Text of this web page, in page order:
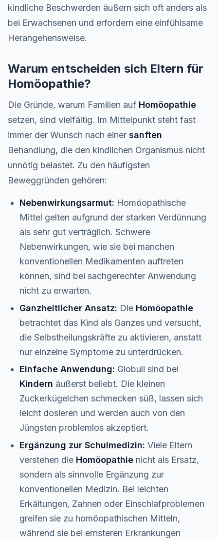
kindliche Beschwerden äußern sich oft anders als
bei Erwachsenen und erfordern eine einfühlsame
Herangehensweise.
Warum entscheiden sich Eltern für
Homöopathie?
Die Gründe, warum Familien auf Homöopathie
setzen, sind vielfältig. Im Mittelpunkt steht fast
immer der Wunsch nach einer sanften
Behandlung, die den kindlichen Organismus nicht
unnötig belastet. Zu den häufigsten
Beweggründen gehören:
Nebenwirkungsarmut: Homöopathische
Mittel gelten aufgrund der starken Verdünnung
als sehr gut verträglich. Schwere
Nebenwirkungen, wie sie bei manchen
konventionellen Medikamenten auftreten
können, sind bei sachgerechter Anwendung
nicht zu erwarten.
Ganzheitlicher Ansatz: Die Homöopathie
betrachtet das Kind als Ganzes und versucht,
die Selbstheilungskräfte zu aktivieren, anstatt
nur einzelne Symptome zu unterdrücken.
Einfache Anwendung: Globuli sind bei
Kindern äußerst beliebt. Die kleinen
Zuckerkügelchen schmecken süß, lassen sich
leicht dosieren und werden auch von den
Jüngsten problemlos akzeptiert.
Ergänzung zur Schulmedizin: Viele Eltern
verstehen die Homöopathie nicht als Ersatz,
sondern als sinnvolle Ergänzung zur
konventionellen Medizin. Bei leichten
Erkältungen, Zahnen oder Einschlafproblemen
greifen sie zu homöopathischen Mitteln,
während sie bei ernsteren Erkrankungen